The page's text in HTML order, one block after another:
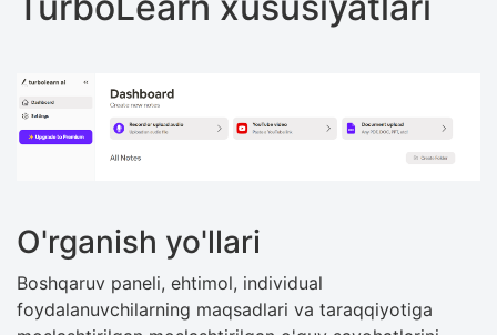
O'rganish yo'llari
Boshqaruv paneli, ehtimol, individual
foydalanuvchilarning maqsadlari va taraqqiyotiga